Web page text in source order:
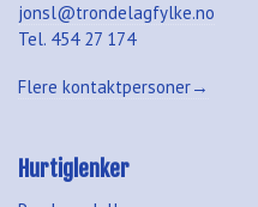
jonsl@trondelagfylke.no
Tel. 454 27 174
Flere kontaktpersoner→
Hurtiglenker